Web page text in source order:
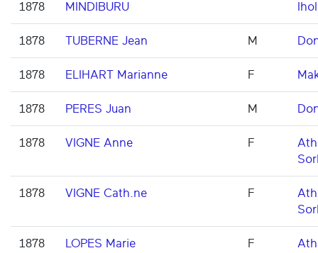
1878 MINDIBURU
1878 TUBERNE Jean M
1878 ELIHART Marianne F
1878 PERES Juan M
1878 VIGNE Anne F
1878 VIGNE Cath.ne F
1878 LOPES Marie F